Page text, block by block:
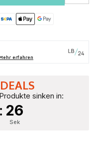
erfahren
sinken in:
: 26
Sek